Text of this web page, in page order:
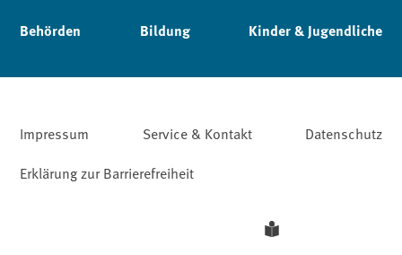
Behörden Bildung Kinder & Jugendliche
Impressum Service & Kontakt
Datenschutz
Erklärung zur Barrierefreiheit